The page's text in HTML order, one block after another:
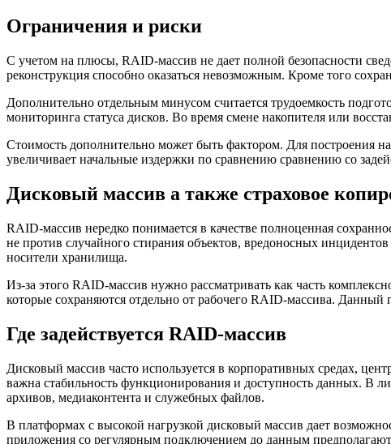
Ограничения и риски
С учетом на плюсы, RAID-массив не дает полной безопасности
реконструкция способно оказаться невозможным. Кроме того
Дополнительно отдельным минусом считается трудоемкость
мониторинга статуса дисков. Во время смене накопителя или
Стоимость дополнительно может быть фактором. Для построения
увеличивает начальные издержки по сравнению сравнению со
Дисковый массив а также страховое
RAID-массив нередко понимается в качестве полноценная
не против случайного стирания объектов, вредоносных
носители хранилища.
Из-за этого RAID-массив нужно рассматривать как часть
которые сохраняются отдельно от рабочего RAID-массива.
Где задействуется RAID-массив
Дисковый массив часто используется в корпоративных средах,
важна стабильность функционирования и доступность данных. В
архивов, медиаконтента и служебных файлов.
В платформах с высокой нагрузкой дисковый массив дает
приложения со регулярным подключением до данным